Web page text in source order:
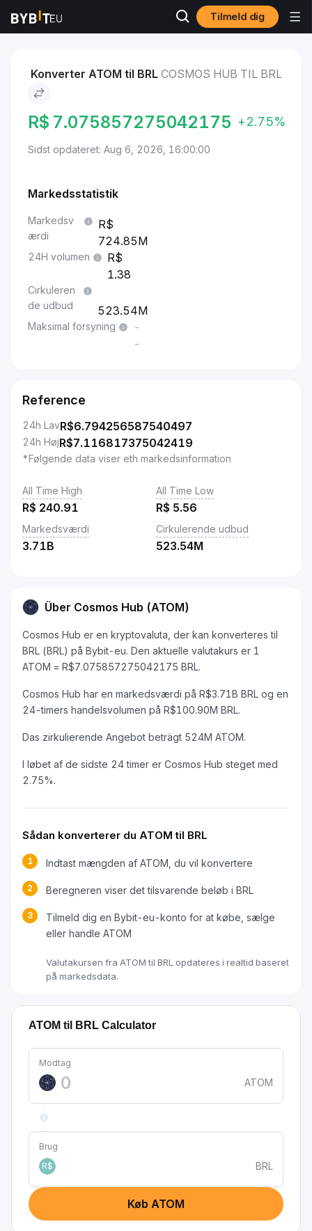
Tilmeld dig
Markeder Cosmos Hub Pris ATOM Cosmos Hub to BRL
Konverter ATOM til BRL COSMOS HUB TIL BRL
R$ 7.075857275042175 +2.75%
Sidst opdateret: Aug 6, 2026, 16:00:00
Markedsstatistik
Markedsv
ærdi
724.85M
24H volumen
1.38
Cirkuleren
de udbud
523.54M
Maksimal forsyning
-
-
Reference
24h LavR$6.794256587540497
24h HøjR$7.116817375042419
*Følgende data viser eth markedsinformation
All Time High
R$ 240.91
All Time Low
R$ 5.56
Markedsværdi
3.71B
Cirkulerende udbud
523.54M
Über Cosmos Hub (ATOM)
Cosmos Hub er en kryptovaluta, der kan konverteres til
BRL (BRL) på Bybit-eu. Den aktuelle valutakurs er 1
ATOM = R$7.075857275042175 BRL.
Cosmos Hub har en markedsværdi på R$3.71B BRL og en
24-timers handelsvolumen på R$100.90M BRL.
Das zirkulierende Angebot beträgt 524M ATOM.
I løbet af de sidste 24 timer er Cosmos Hub steget med
2.75%.
Sådan konverterer du ATOM til BRL
1 Indtast mængden af ATOM, du vil konvertere
2 Beregneren viser det tilsvarende beløb i BRL
3
Tilmeld dig en Bybit-eu-konto for at købe, sælge
eller handle ATOM
Valutakursen fra ATOM til BRL opdateres i realtid baseret
på markedsdata.
ATOM til BRL Calculator
Modtag
ATOM
Brug
R$
BRL
Køb ATOM